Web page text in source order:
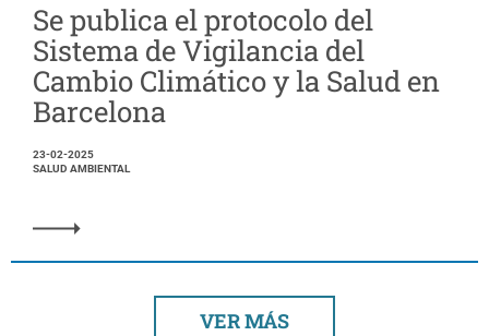
Se publica el protocolo del
Sistema de Vigilancia del
Cambio Climático y la Salud en
Barcelona
23-02-2025
SALUD AMBIENTAL
VER MÁS